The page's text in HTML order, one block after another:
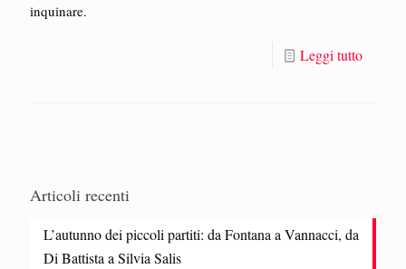
inquinare.
Leggi tutto
Articoli recenti
L’autunno dei piccoli partiti: da Fontana a Vannacci, da
Di Battista a Silvia Salis